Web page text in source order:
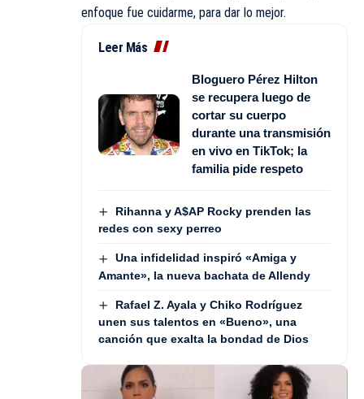
enfoque fue cuidarme, para dar lo mejor.
Leer Más
Bloguero Pérez Hilton
se recupera luego de
cortar su cuerpo
durante una transmisión
en vivo en TikTok; la
familia pide respeto
Rihanna y A$AP Rocky prenden las
redes con sexy perreo
Una infidelidad inspiró «Amiga y
Amante», la nueva bachata de Allendy
Rafael Z. Ayala y Chiko Rodríguez
unen sus talentos en «Bueno», una
canción que exalta la bondad de Dios